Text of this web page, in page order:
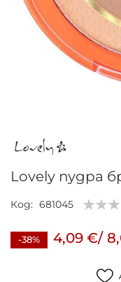
началото
галерия
със
Lovely пудра
Код 681045
-38% 4,09 €/